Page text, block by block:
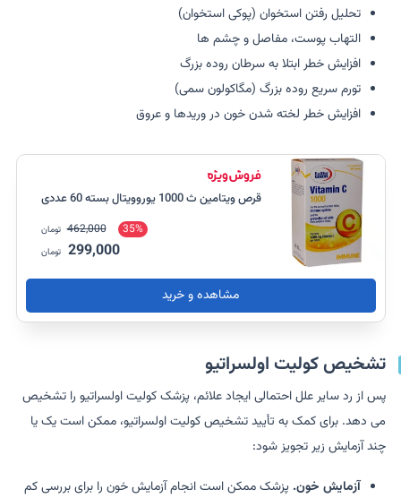
تحلیل رفتن استخوان (پوکی استخوان)
التهاب پوست، مفاصل و چشم ها
افزایش خطر ابتلا به سرطان روده بزرگ
تورم سریع روده بزرگ (مگاکولون سمی)
افزایش خطر لخته شدن خون در وریدها و عروق
قرص ویتامین ث 1000 یوروویتال بسته 60 عددی
35%
462,000 تومان
299,000 تومان
مشاهده و خرید
تشخیص کولیت اولسراتیو
پس از رد سایر علل احتمالی ایجاد علائم، پزشک کولیت اولسراتیو را تشخیص
می دهد. برای کمک به تأیید تشخیص کولیت اولسراتیو، ممکن است یک یا
چند آزمایش زیر تجویز شود:
آزمایش خون. پزشک ممکن است انجام آزمایش خون را برای بررسی کم